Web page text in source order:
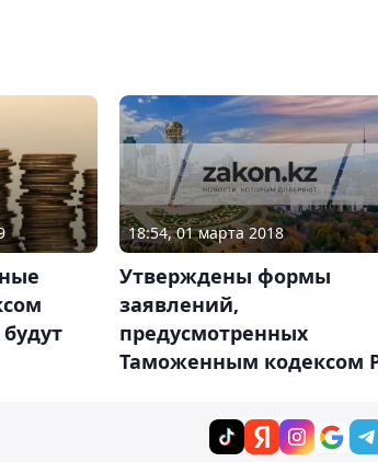
18:54, 01 марта 2018
Утверждены формы
заявлений,
предусмотренных
Таможенным кодексом